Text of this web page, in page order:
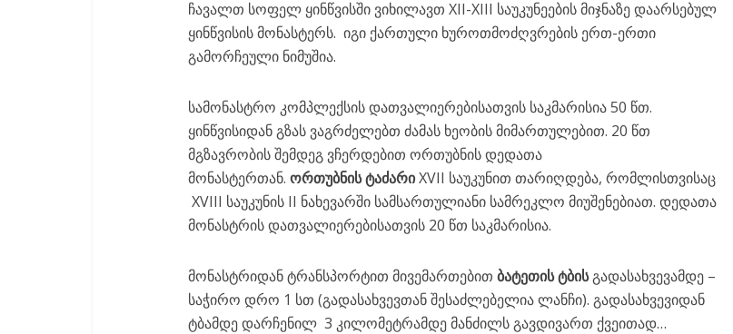
ჩავალთ სოფელ ყინწვისში ვიხილავთ XII-XIII საუკუნეების მიჯნაზე დაარსებულ
ყინწვისის მონასტერს. იგი ქართული ხუროთმოძღვრების ერთ-ერთი
გამორჩეული ნიმუშია.
სამონასტრო კომპლექსის დათვალიერებისათვის საკმარისია 50 წთ.
ყინწვისიდან გზას ვაგრძელებთ ძამას ხეობის მიმართულებით. 20 წთ
მგზავრობის შემდეგ ვჩერდებით ორთუბნის დედათა
მონასტერთან. ორთუბნისტაძარიXVII საუკუნით თარიღდება, რომლისთვისაც
XVIII საუკუნის II ნახევარში სამსართულიანი სამრეკლო მიუშენებიათ. დედათა
მონასტრის დათვალიერებისათვის 20 წთ საკმარისია.
მონასტრიდან ტრანსპორტით მივემართებით ბატეთის ტბისგადასახვევამდე –
საჭირო დრო 1 სთ (გადასახვევთან შესაძლებელია ლანჩი). გადასახვევიდან
ტბამდე დარჩენილ 3 კილომეტრამდე მანძილს გავდივართ ქვეითად…